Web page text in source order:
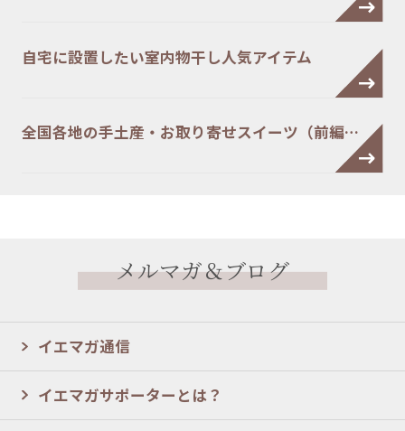
自宅に設置したい室内物干し人気アイテム
全国各地の手土産・お取り寄せスイーツ（前編…
メルマガ＆ブログ
イエマガ通信
イエマガサポーターとは？